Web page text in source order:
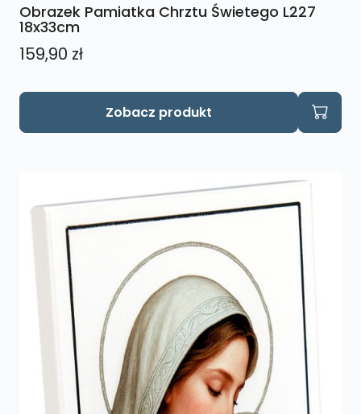
Obrazek Pamiatka Chrztu Świetego L227
18x33cm
159,90 zł
Zobacz produkt